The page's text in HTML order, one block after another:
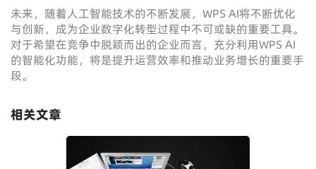
未来，随着人工智能技术的不断发展，WPS AI将不断优化
与创新，成为企业数字化转型过程中不可或缺的重要工具。
对于希望在竞争中脱颖而出的企业而言，充分利用WPS AI
的智能化功能，将是提升运营效率和推动业务增长的重要手
段。
相关文章